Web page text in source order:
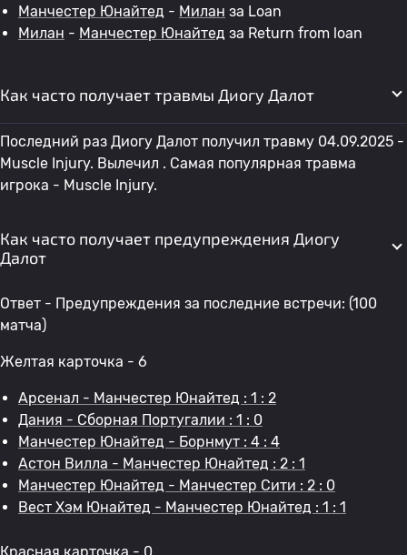
Манчестер Юнайтед - Милан за Loan
Милан - Манчестер Юнайтед за Return from loan
Как часто получает травмы Диогу Далот
Последний раз Диогу Далот получил травму 04.09.2025 -
Muscle Injury. Вылечил . Самая популярная травма
игрока - Muscle Injury.
Как часто получает предупреждения Диогу
Далот
Ответ - Предупреждения за последние встречи: (100
матча)
Желтая карточка - 6
Арсенал - Манчестер Юнайтед : 1 : 2
Дания - Сборная Португалии : 1 : 0
Манчестер Юнайтед - Борнмут : 4 : 4
Астон Вилла - Манчестер Юнайтед : 2 : 1
Манчестер Юнайтед - Манчестер Сити : 2 : 0
Вест Хэм Юнайтед - Манчестер Юнайтед : 1 : 1